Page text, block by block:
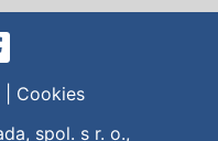
Cookies
spol. s r. o.,